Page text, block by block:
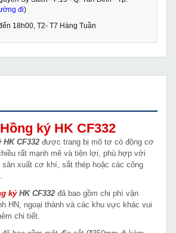
đi)
18h00, T2- T7 Hàng Tuần
ký HK CF332
CF332 được trang bị mô tơ có động cơ
rất mạnh mẽ và tiện lợi, phù hợp với
xuất cơ khí, sắt thép hoặc các công
kýHK CF332 đã bao gồm chi phí vận
HN, ngoại thành và các khu vực khác vui
chi tiết.